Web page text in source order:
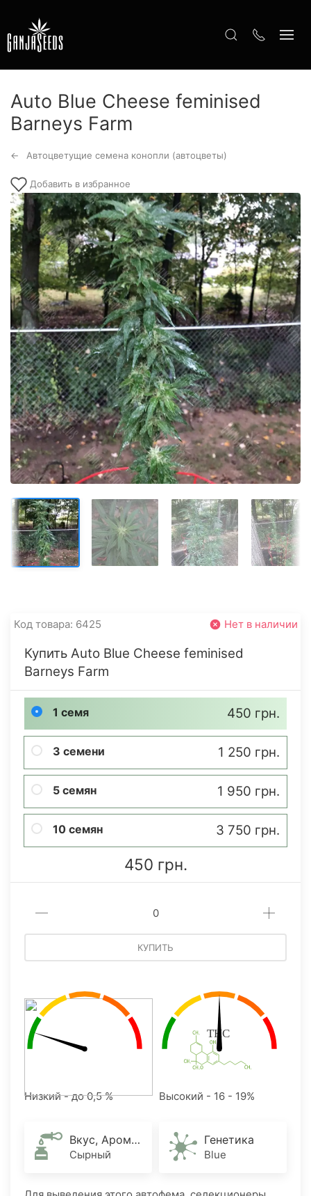
Auto Blue Cheese feminised
Barneys Farm
Автоцветущие семена конопли (автоцветы)
Добавить в избранное
Код товара: 6425 Нет в наличии
Купить Auto Blue Cheese feminised
Barneys Farm
1 семя 450 грн.
3 семени 1 250 грн.
5 семян 1 950 грн.
10 семян 3 750 грн.
450 грн.
КУПИТЬ
Низкий - до 0,5 % Высокий - 16 - 19%
Вкус, Аромат
Сырный
Генетика
Blue